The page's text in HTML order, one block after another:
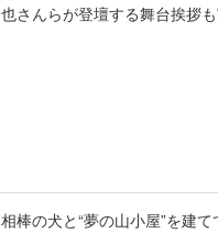
也さんらが登壇する舞台挨拶
相棒の犬と“夢の山小屋”を建